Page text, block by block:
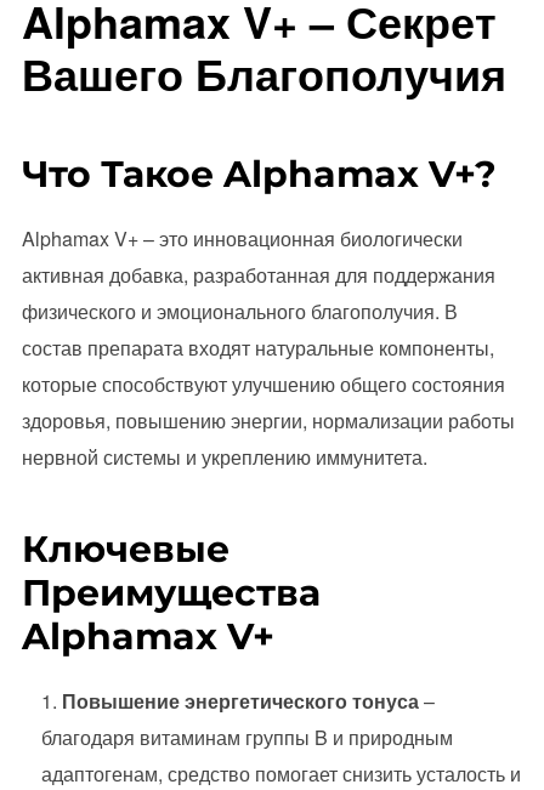
Alphamax V+ – Секрет
Вашего Благополучия
Что Такое Alphamax V+?
Alphamax V+ – это инновационная биологически
активная добавка, разработанная для поддержания
физического и эмоционального благополучия. В
состав препарата входят натуральные компоненты,
которые способствуют улучшению общего состояния
здоровья, повышению энергии, нормализации работы
нервной системы и укреплению иммунитета.
Ключевые
Преимущества
Alphamax V+
Повышение энергетического тонуса–
благодаря витаминам группы B и природным
адаптогенам, средство помогает снизить усталость и